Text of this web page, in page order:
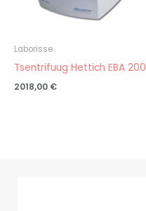
Laborisse
Tsentrifuug Hettich EBA 200
2018,00 €